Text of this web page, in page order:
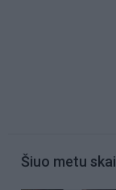
Šiuo metu